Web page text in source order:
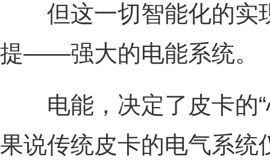
但这一切智能化的实
提——强大的电能系统。
电能，决定了皮卡的“
果说传统皮卡的电气系统